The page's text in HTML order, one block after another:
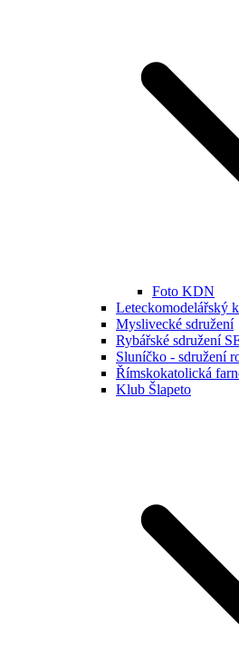
Foto KDN
Leteckomodelářský
Myslivecké sdružení
Rybářské sdružení
Sluníčko - sdružení
Římskokatolická
Klub Šlapeto